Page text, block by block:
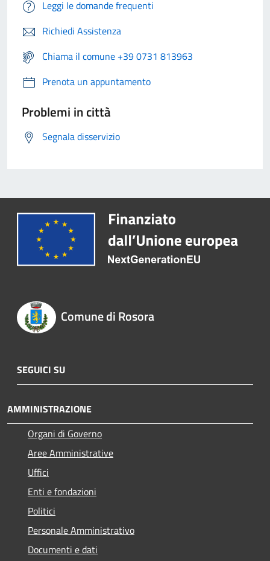
Leggi le domande frequenti
Richiedi Assistenza
Chiama il comune +39 0731 813963
Prenota un appuntamento
Problemi in città
Segnala disservizio
Comune di Rosora
SEGUICI SU
AMMINISTRAZIONE
Organi di Governo
Aree Amministrative
Uffici
Enti e fondazioni
Politici
Personale Amministrativo
Documenti e dati